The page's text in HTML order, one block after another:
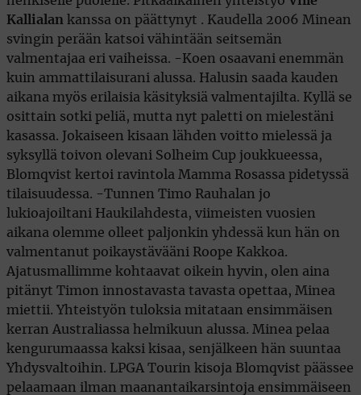
Kallialan kanssa on päättynyt . Kaudella 2006 Minean
svingin perään katsoi vähintään seitsemän
valmentajaa eri vaiheissa. -Koen osaavani enemmän
kuin ammattilaisurani alussa. Halusin saada kauden
aikana myös erilaisia käsityksiä valmentajilta. Kyllä se
osittain sotki peliä, mutta nyt paletti on mielestäni
kasassa. Jokaiseen kisaan lähden voitto mielessä ja
syksyllä toivon olevani Solheim Cup joukkueessa,
Blomqvist kertoi ravintola Mamma Rosassa pidetyssä
tilaisuudessa. -Tunnen Timo Rauhalan jo
lukioajoiltani Haukilahdesta, viimeisten vuosien
aikana olemme olleet paljonkin yhdessä kun hän on
valmentanut poikaystävääni Roope Kakkoa.
Ajatusmallimme kohtaavat oikein hyvin, olen aina
pitänyt Timon innostavasta tavasta opettaa, Minea
miettii. Yhteistyön tuloksia mitataan ensimmäisen
kerran Australiassa helmikuun alussa. Minea pelaa
kengurumaassa kaksi kisaa, senjälkeen hän suuntaa
Yhdysvaltoihin. LPGA Tourin kisoja Blomqvist päässee
pelaamaan ilman maanantaikarsintoja ensimmäiseen